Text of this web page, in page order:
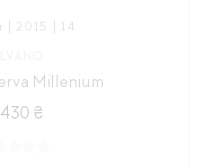
| 2015 | 14
Millenium
₴